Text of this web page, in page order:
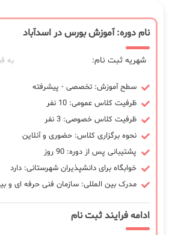
نام دوره: آموزش بورس در اسدآباد
شهریه ثبت نام: به
سطح آموزش: تخصصی - پیشرفته
ظرفیت کلاس عمومی: 10 نفر
ظرفیت کلاس خصوصی: 3 نفر
نحوه برگزاری کلاس: حضوری و آنلاین
پشتیبانی پس از دوره: 90 روز
خوابگاه برای دانشپذیران شهرستانی: دارد
مدرک بین المللی: سازمان فنی حرفه ای و
ادامه فرایند ثبت نام